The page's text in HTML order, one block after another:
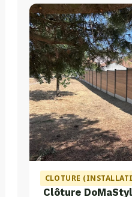
CLOTURE
Clôture